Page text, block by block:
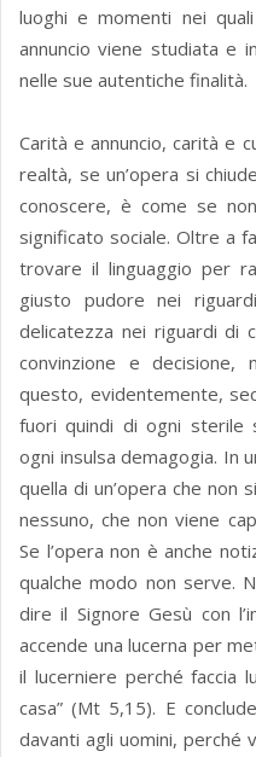
luoghi e momenti nei
annuncio viene studiata e
nelle sue autentiche finalità.
Carità e annuncio, carità e
realtà, se un’opera si
conoscere, è come se
significato sociale. Oltre a
trovare il linguaggio per
giusto pudore nei
delicatezza nei riguardi di
convinzione e
questo, evidentemente,
fuori quindi di ogni sterile
ogni insulsa demagogia. In
quella di un’opera che non
nessuno, che non viene
Se l’opera non è anche
qualche modo non serve.
dire il Signore Gesù con
accende una lucerna per
il lucerniere perché faccia
casa” (Mt 5,15). E
davanti agli uomini, perché